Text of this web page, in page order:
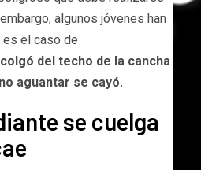
algunos jóvenes han
es el caso de
del techo de la cancha
aguantar se cayó.
se cuelga